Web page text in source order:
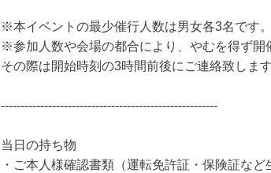
※本イベントの最少催行人数は男女各3名です。
※参加人数や会場の都合により、やむを得ず開
その際は開始時刻の3時間前後にご連絡致します
-------------------------------------------------------
当日の持ち物
・ご本人様確認書類（運転免許証・保険証な